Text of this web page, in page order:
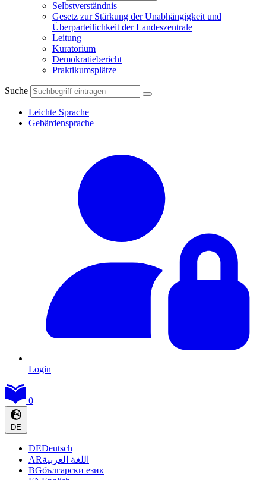
Selbstverständnis
Gesetz zur Stärkung der Unabhängigkeit und
Überparteilichkeit der Landeszentrale
Leitung
Kuratorium
Demokratiebericht
Praktikumsplätze
Suche
Leichte Sprache
Gebärdensprache
Login
0
DE
DEDeutsch
ARاللغة العربية
BGбългарски език